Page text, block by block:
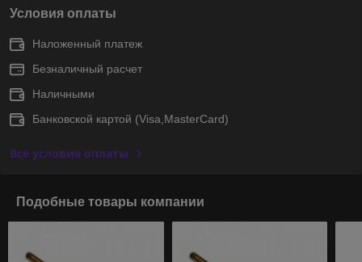
Условия оплаты
Наложенный платеж
Безналичный расчет
Наличными
Банковской картой (Visa,MasterCard)
Все условия оплаты
Подобные товары компании